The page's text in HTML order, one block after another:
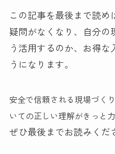
この記事を最後まで読
疑問がなくなり、自分の
う活用するのか、お得
うになります。
安全で信頼される現場づく
いての正しい理解がきっと
ぜひ最後までお読みくだ